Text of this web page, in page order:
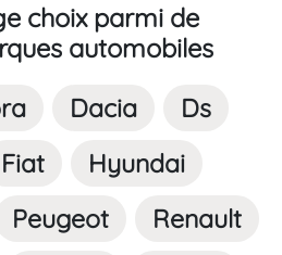
choix parmi de
automobiles
Dacia
Ds
Fiat
Hyundai
Peugeot
Renault